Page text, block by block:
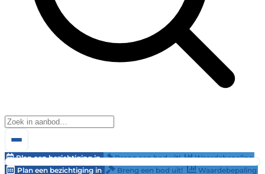
Plan een bezichtiging in Breng een bod uit!
Waardebepaling
Plan een bezichtiging in
Breng een bod uit! Waardebepaling